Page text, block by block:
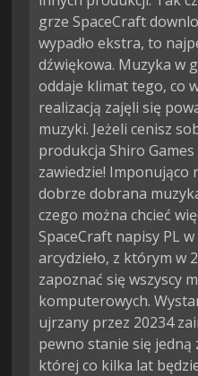
grze SpaceCraft
wypadło ekstra, to
dźwiękowa. Muzyka w
oddaje klimat tego, co
realizacją zajęli się
muzyki. Jeżeli cenisz
produkcja Shiro
zawiedzie! Imponująco
dobrze dobrana
czego można chcieć
SpaceCraft napisy PL
arcydzieło, z którym w
zapoznać się wszyscy
komputerowych.
ujrzany przez 20234
pewno stanie się jedną
której co kilka lat